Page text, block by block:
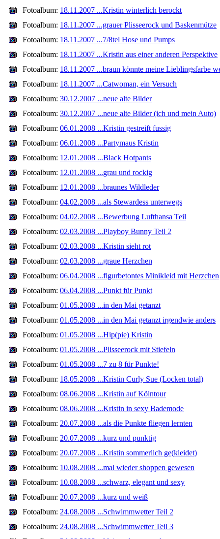
Fotoalbum: 18.11.2007 ...Kristin winterlich berockt
Fotoalbum: 18.11.2007 ...grauer Plisseerock und Baskenmütze
Fotoalbum: 18.11.2007 ...7/8tel Hose und Pumps
Fotoalbum: 18.11.2007 ...Kristin aus einer anderen Perspektive
Fotoalbum: 18.11.2007 ...braun könnte meine Lieblingsfarbe
Fotoalbum: 18.11.2007 ...Catwoman, ein Versuch
Fotoalbum: 30.12.2007 ...neue alte Bilder
Fotoalbum: 30.12.2007 ...neue alte Bilder (ich und mein Auto)
Fotoalbum: 06.01.2008 ...Kristin gestreift fussig
Fotoalbum: 06.01.2008 ...Partymaus Kristin
Fotoalbum: 12.01.2008 ...Black Hotpants
Fotoalbum: 12.01.2008 ...grau und rockig
Fotoalbum: 12.01.2008 ...braunes Wildleder
Fotoalbum: 04.02.2008 ...als Stewardess unterwegs
Fotoalbum: 04.02.2008 ...Bewerbung Lufthansa Teil
Fotoalbum: 02.03.2008 ...Playboy Bunny Teil 2
Fotoalbum: 02.03.2008 ...Kristin sieht rot
Fotoalbum: 02.03.2008 ...graue Herzchen
Fotoalbum: 06.04.2008 ...figurbetontes Minikleid mit Herzchen
Fotoalbum: 06.04.2008 ...Punkt für Punkt
Fotoalbum: 01.05.2008 ...in den Mai getanzt
Fotoalbum: 01.05.2008 ...in den Mai getanzt irgendwie anders
Fotoalbum: 01.05.2008 ...Hip(pie) Kristin
Fotoalbum: 01.05.2008 ...Plisseerock mit Stiefeln
Fotoalbum: 01.05.2008 ...7 zu 8 für Punkte!
Fotoalbum: 18.05.2008 ...Kristin Curly Sue (Locken total)
Fotoalbum: 08.06.2008 ...Kristin auf Kölntour
Fotoalbum: 08.06.2008 ...Kristin in sexy Bademode
Fotoalbum: 20.07.2008 ...als die Punkte fliegen lernten
Fotoalbum: 20.07.2008 ...kurz und punktig
Fotoalbum: 20.07.2008 ...Kristin sommerlich ge(kleidet)
Fotoalbum: 10.08.2008 ...mal wieder shoppen gewesen
Fotoalbum: 10.08.2008 ...schwarz, elegant und sexy
Fotoalbum: 20.07.2008 ...kurz und weiß
Fotoalbum: 24.08.2008 ...Schwimmwetter Teil 2
Fotoalbum: 24.08.2008 ...Schwimmwetter Teil 3